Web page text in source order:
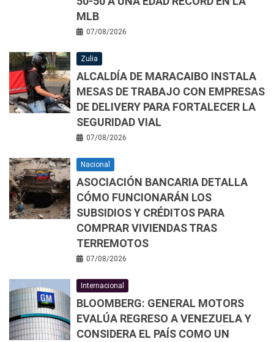
MLB
07/08/2026
Zulia
ALCALDÍA DE MARACAIBO INSTALA
MESAS DE TRABAJO CON EMPRESAS
DE DELIVERY PARA FORTALECER LA
SEGURIDAD VIAL
07/08/2026
Nacional
ASOCIACIÓN BANCARIA DETALLA
CÓMO FUNCIONARÁN LOS
SUBSIDIOS Y CRÉDITOS PARA
COMPRAR VIVIENDAS TRAS
TERREMOTOS
07/08/2026
Internacional
BLOOMBERG: GENERAL MOTORS
EVALÚA REGRESO A VENEZUELA Y
CONSIDERA EL PAÍS COMO UN